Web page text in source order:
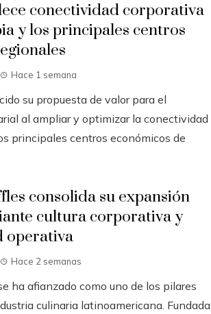
conectividad corporativa
y los principales centros
Hace 1 semana
su propuesta de valor para el
al ampliar y optimizar la conectividad
principales centros económicos de
consolida su expansión
cultura corporativa y
operativa
Hace 2 semanas
ha afianzado como uno de los pilares
culinaria latinoamericana. Fundada